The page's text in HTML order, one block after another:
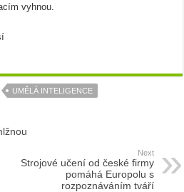
vyhnou.
UMĚLÁ INTELIGENCE
Next
Strojové učení od české firmy
pomáhá Europolu s
rozpoznáváním tváří